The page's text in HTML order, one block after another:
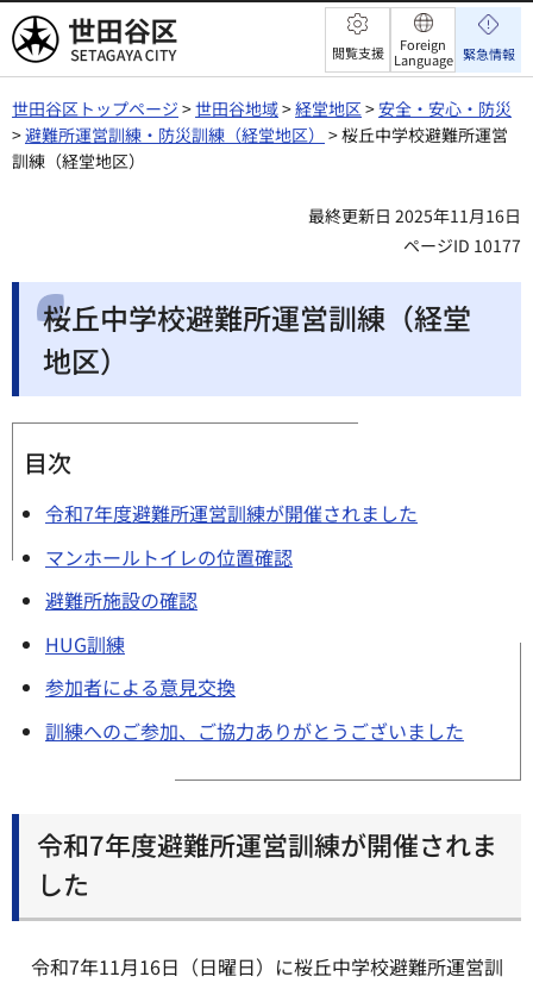
世田谷区 閲覧支援
Foreign
Language 緊急情報
世田谷区トップページ >世田谷地域>経堂地区>安全・安心・防災
>避難所運営訓練・防災訓練（経堂地区） > 桜丘中学校避難所運営
訓練（経堂地区）
最終更新日 2025年11月16日
ページID 10177
桜丘中学校避難所運営訓練（経堂
地区）
目次
令和7年度避難所運営訓練が開催されました
マンホールトイレの位置確認
避難所施設の確認
HUG訓練
参加者による意見交換
訓練へのご参加、ご協力ありがとうございました
令和7年度避難所運営訓練が開催されま
した
令和7年11月16日（日曜日）に桜丘中学校避難所運営訓